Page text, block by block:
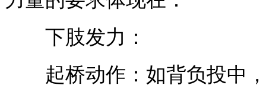
下肢发力：
起桥动作：如背负投中，